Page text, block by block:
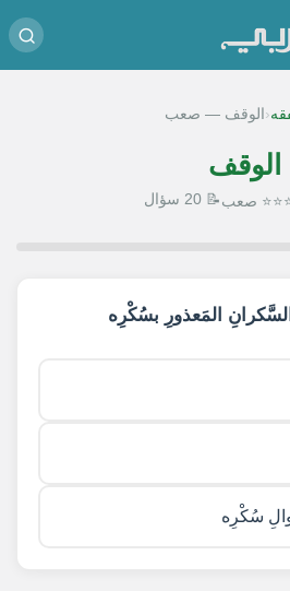
‹ الوقف — صعب
الوقف
صعب 📝 20 سؤال
المَعذورِ بسُكْرِه
سُكْرِه